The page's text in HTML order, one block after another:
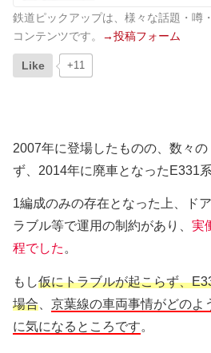
鉄道ピックアップは、様々な話題・噂
コンテンツです。
→投稿フォーム
Like +11
2007年に登場したものの、数々
ず、2014年に廃車となったE331系
1編成のみの存在となった上、ド
ラブル等で運用の制約があり、 実
程でした 。
もし仮にトラブルが起こらず、
場合
京葉線の車両事情がどのよ
に気になるところです。